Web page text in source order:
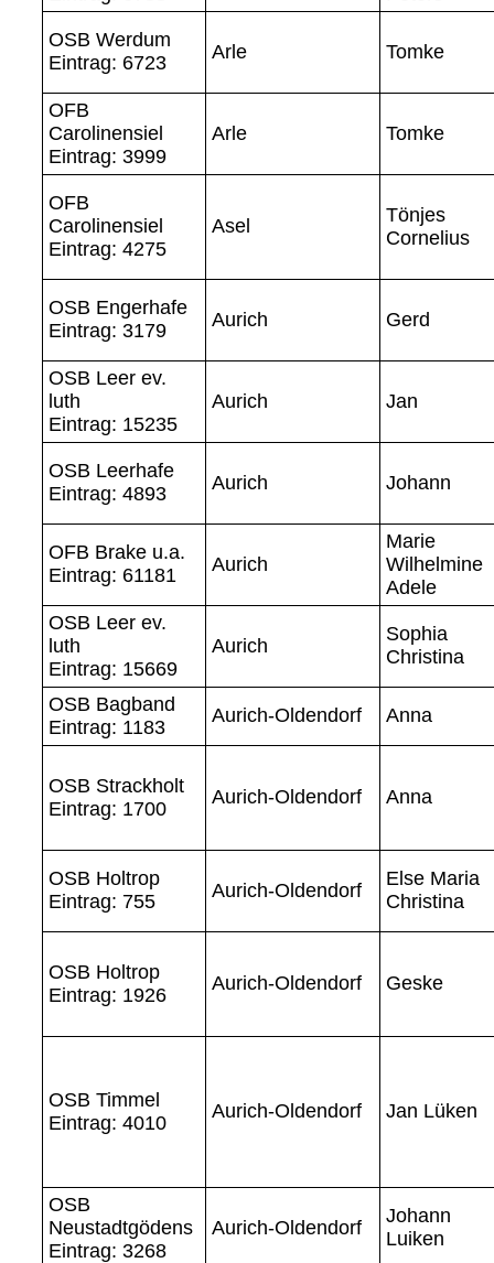
OSB Werdum
Eintrag: 6723
Arle Tomke
OFB
Carolinensiel
Eintrag: 3999
Arle Tomke
OFB
Carolinensiel
Eintrag: 4275
Asel
Tönjes
Cornelius
OSB Engerhafe
Eintrag: 3179
Aurich Gerd
OSB Leer ev.
luth
Eintrag: 15235
Aurich Jan
OSB Leerhafe
Eintrag: 4893
Aurich Johann
OFB Brake u.a.
Eintrag: 61181
Aurich
Marie
Wilhelmine
Adele
OSB Leer ev.
luth
Eintrag: 15669
Aurich
Sophia
Christina
OSB Bagband
Eintrag: 1183
Aurich-Oldendorf Anna
OSB Strackholt
Eintrag: 1700
Aurich-Oldendorf Anna
OSB Holtrop
Eintrag: 755
Aurich-Oldendorf
Else Maria
Christina
OSB Holtrop
Eintrag: 1926
Aurich-Oldendorf Geske
OSB Timmel
Eintrag: 4010
Aurich-Oldendorf Jan Lüken
OSB
Neustadtgödens
Eintrag: 3268
Aurich-Oldendorf
Johann
Luiken